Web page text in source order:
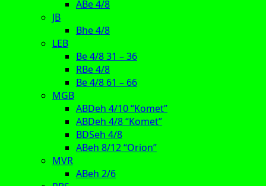
ABe 4/8
JB
Bhe 4/8
LEB
Be 4/8 31 – 36
RBe 4/8
Be 4/8 61 – 66
MGB
ABDeh 4/10 “Komet”
ABDeh 4/8 “Komet”
BDSeh 4/8
ABeh 8/12 “Orion”
MVR
ABeh 2/6